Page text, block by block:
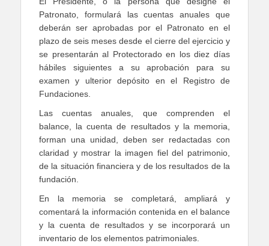
Patronato, formulará las cuentas anuales que
deberán ser aprobadas por el Patronato en el
plazo de seis meses desde el cierre del ejercicio y
se presentarán al Protectorado en los diez días
hábiles siguientes a su aprobación para su
examen y ulterior depósito en el Registro de
Fundaciones.
Las cuentas anuales, que comprenden el
balance, la cuenta de resultados y la memoria,
forman una unidad, deben ser redactadas con
claridad y mostrar la imagen fiel del patrimonio,
de la situación financiera y de los resultados de la
fundación.
En la memoria se completará, ampliará y
comentará la información contenida en el balance
y la cuenta de resultados y se incorporará un
inventario de los elementos patrimoniales.